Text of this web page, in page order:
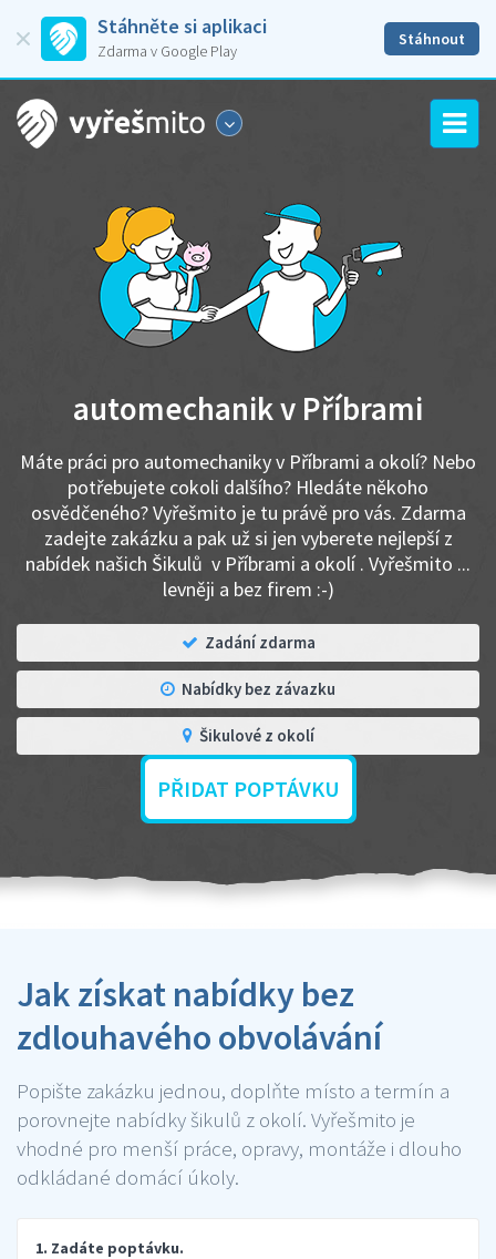
Stáhněte si aplikaci
Zdarma v Google Play
Stáhnout
automechanik v Příbrami
Máte práci pro automechaniky v Příbrami a okolí? Nebo
potřebujete cokoli dalšího? Hledáte někoho
osvědčeného? Vyřešmito je tu právě pro vás. Zdarma
zadejte zakázku a pak už si jen vyberete nejlepší z
nabídek našich Šikulů v Příbrami a okolí . Vyřešmito ...
levněji a bez firem :-)
Zadání zdarma
Nabídky bez závazku
Šikulové z okolí
PŘIDAT POPTÁVKU
Jak získat nabídky bez
zdlouhavého obvolávání
Popište zakázku jednou, doplňte místo a termín a
porovnejte nabídky šikulů z okolí. Vyřešmito je
vhodné pro menší práce, opravy, montáže i dlouho
odkládané domácí úkoly.
1. Zadáte poptávku.